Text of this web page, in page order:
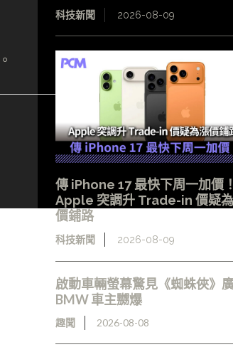
-
科技新聞 2026-08-09
傳 iPhone 17 最快下周一加價！
Apple 突調升 Trade-in 價疑
價鋪路
科技新聞 2026-08-09
啟動車輛螢幕驚見《蜘蛛俠》
BMW 車主嬲爆
趣聞 2026-08-08